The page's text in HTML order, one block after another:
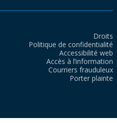
Droits
Politique de confidentialité
Accessibilité web
Accès à l’information
Courriers frauduleux
Porter plainte